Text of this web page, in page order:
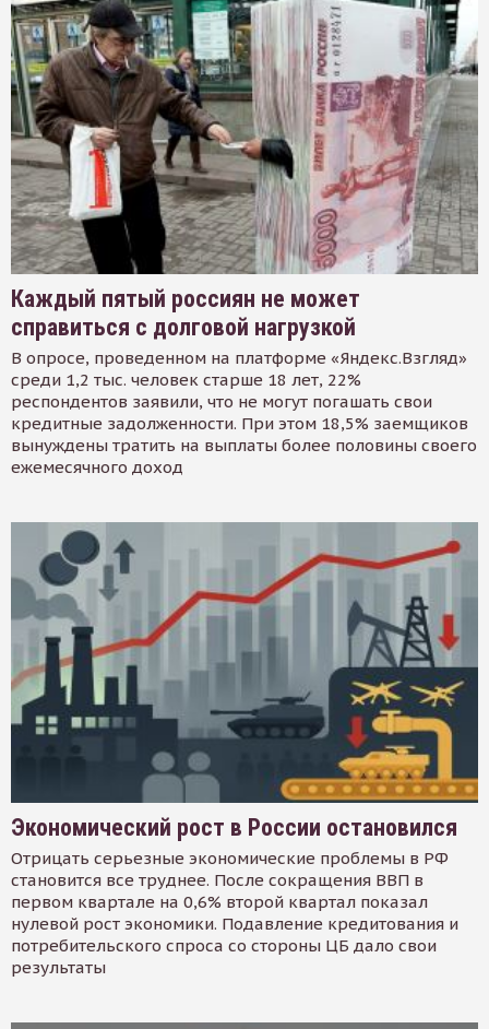
Каждый пятый россиян не может
справиться с долговой нагрузкой
В опросе, проведенном на платформе «Яндекс.Взгляд»
среди 1,2 тыс. человек старше 18 лет, 22%
респондентов заявили, что не могут погашать свои
кредитные задолженности. При этом 18,5% заемщиков
вынуждены тратить на выплаты более половины своего
ежемесячного доход
Экономический рост в России остановился
Отрицать серьезные экономические проблемы в РФ
становится все труднее. После сокращения ВВП в
первом квартале на 0,6% второй квартал показал
нулевой рост экономики. Подавление кредитования и
потребительского спроса со стороны ЦБ дало свои
результаты